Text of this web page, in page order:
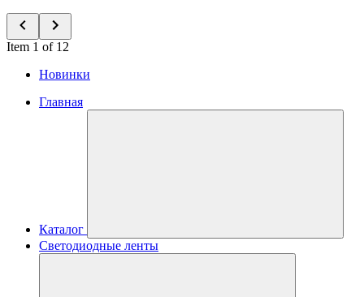
Item 1 of 12
Новинки
Главная
Каталог
Светодиодные ленты